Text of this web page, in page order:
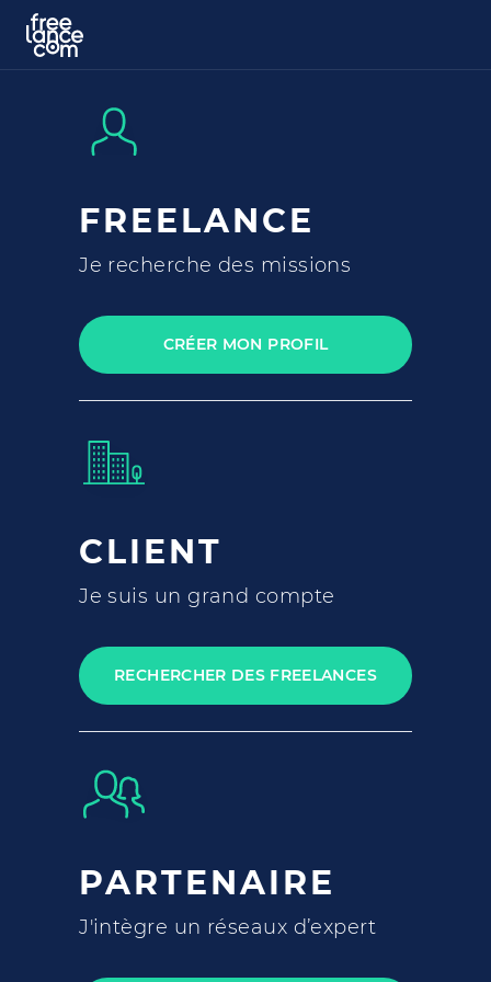
FREELANCE
Je recherche des missions
CRÉER MON PROFIL
CLIENT
Je suis un grand compte
RECHERCHER DES FREELANCES
PARTENAIRE
J'intègre un réseaux d’expert